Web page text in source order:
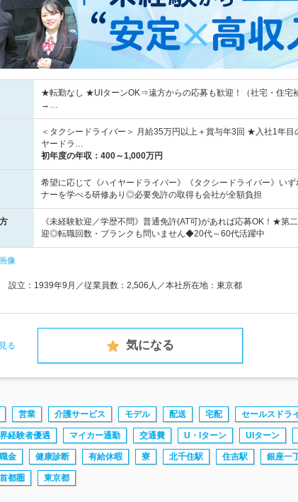
★転勤なし ★UIターンOK⇒遠方からの応募も歓迎！（社宅・住宅
→…
＜タクシードライバー＞ 月給35万円以上＋賞与年3回 ★入社1年目
ヤードラ…
初年度の年収： 400～1,000万円
希望に応じて《ハイヤードライバー》《タクシードライバー》い
ナーを学べる研修あり◎必要免許の取得も会社が全額負担
《未経験歓迎／学歴不問》普通免許(AT可)があれば応募OK！★第
迎◎転職回数・ブランクも問いません◆20代～60代活躍中
像
設立：1939年9月／従業員数：2,506人／本社所在地：東京都
る 気になる
営業 介護サービス モデル 配送 宅配 セールスドラ
経験者優遇 マイカー通勤 交通費 U・Iターン UIターン
金 健康診断 有給休暇 寮 北千住駅 住吉駅 銀座一
首都圏 東京都